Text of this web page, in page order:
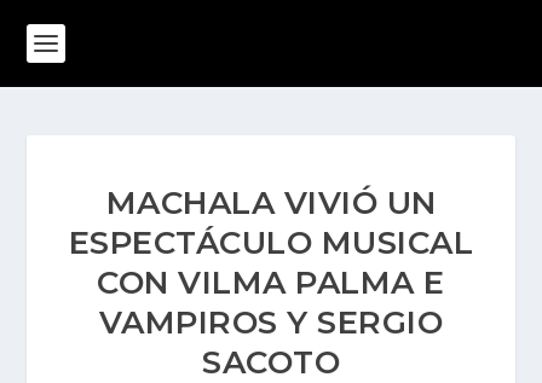
MACHALA VIVIÓ UN
ESPECTÁCULO MUSICAL
CON VILMA PALMA E
VAMPIROS Y SERGIO
SACOTO